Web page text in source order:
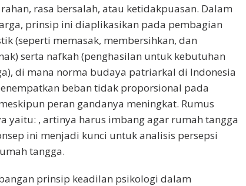
rasa bersalah, atau ketidakpuasan. Dalam
prinsip ini diaplikasikan pada pembagian
(seperti memasak, membersihkan, dan
serta nafkah (penghasilan untuk kebutuhan
di mana norma budaya patriarkal di Indonesia
beban tidak proporsional pada
peran gandanya meningkat. Rumus
yaitu: , artinya harus imbang agar rumah tangga
ini menjadi kunci untuk analisis persepsi
tangga.
prinsip keadilan psikologi dalam